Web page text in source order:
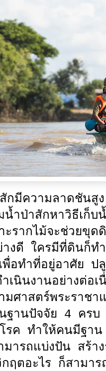
กมีความลาดชันสู
ำป่าสักหาวิธีเก็บ
รากไม้จะช่วยขุด
างดี ใครมีที่ดินก็
พื่อทำที่อยู่อาศัย
เนินงานอย่างต่อ
ศาสตร์พระราช
ฐานปัจจัย 4 ครบ
โรค ทำให้คนมีฐ
ารถแบ่งปัน สร้า
ฤตอะไร ก็สามา